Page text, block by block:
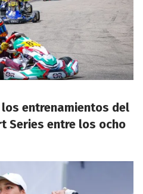
entrenamientos del
Series entre los ocho